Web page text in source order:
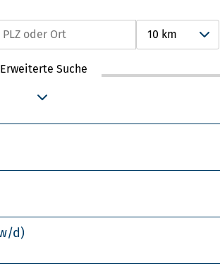
10 km
Erweiterte Suche
d)